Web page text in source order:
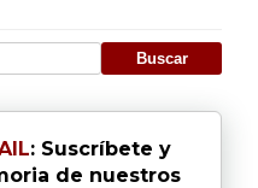
: Suscríbete y
de nuestros